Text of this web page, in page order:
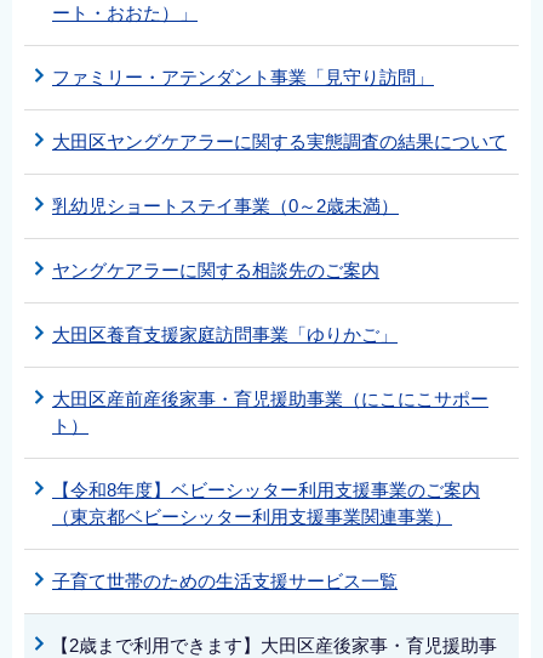
ート・おおた）」
ファミリー・アテンダント事業「見守り訪問」
大田区ヤングケアラーに関する実態調査の結果について
乳幼児ショートステイ事業（0～2歳未満）
ヤングケアラーに関する相談先のご案内
大田区養育支援家庭訪問事業「ゆりかご」
大田区産前産後家事・育児援助事業（にこにこサポー
ト）
【令和8年度】ベビーシッター利用支援事業のご案内
（東京都ベビーシッター利用支援事業関連事業）
子育て世帯のための生活支援サービス一覧
【2歳まで利用できます】大田区産後家事・育児援助事